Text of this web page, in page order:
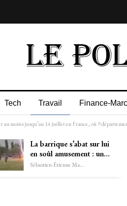
Tech Travail Finance-
moins jusqu’au 14 juillet en France, où 9
La barrique s’abat sur lui
en soûl amusement : un…
Sébastien-Étienne Marechal